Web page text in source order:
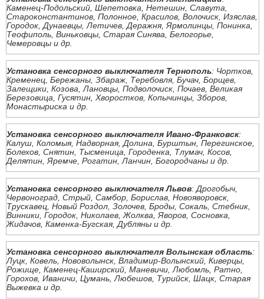
Каменец-Подольский, Шепетовка, Нетешин, Славута,
Староконстантинов, Полонное, Красилов, Волочиск, Изяслав,
Городок, Дунаевцы, Летичев, Деражня, Ярмолинцы, Понинка,
Теофиполь, Виньковцы, Старая Синява, Белогорье,
Чемеровцы и др.
Установка сенсорного выключателя Тернополь: Чортков,
Кременец, Бережаны, Збараж, Теребовля, Бучач, Борщев,
Залещики, Козова, Лановцы, Подволочиск, Почаев, Великая
Березовица, Гусятин, Хворостков, Копычинцы, Зборов,
Монастыриска и др.
Установка сенсорного выключателя Ивано-Франковск:
Калуш, Коломыя, Надворная, Долина, Бурштын, Перегинское,
Болехов, Снятин, Тысменица, Городенка, Тлумач, Косов,
Делятин, Яремче, Рогатин, Ланчин, Богородчаны и др.
Установка сенсорного выключателя Львов: Дрогобыч,
Червоноград, Стрый, Самбор, Борислав, Новояворовск,
Трускавец, Новый Роздол, Золочев, Броды, Сокаль, Стебник,
Винники, Городок, Николаев, Жолква, Яворов, Сосновка,
Жидачов, Каменка-Бугская, Дубляны и др.
Установка сенсорного выключателя Волынская область:
Луцк, Ковель, Нововолынск, Владимир-Волынский, Киверцы,
Рожище, Каменец-Каширский, Маневичи, Любомль, Ратно,
Горохов, Иваничи, Цумань, Любешов, Турийск, Шацк, Старая
Выжевка и др.